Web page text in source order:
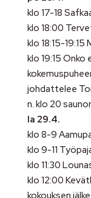
klo 17-18
klo 18:00
klo 18:15-
klo 19:15 Onko
johdattelee
n. klo 20
la 29.4.
klo 8-9
klo 9-11
klo 11:30
klo 12:00
kokouksen